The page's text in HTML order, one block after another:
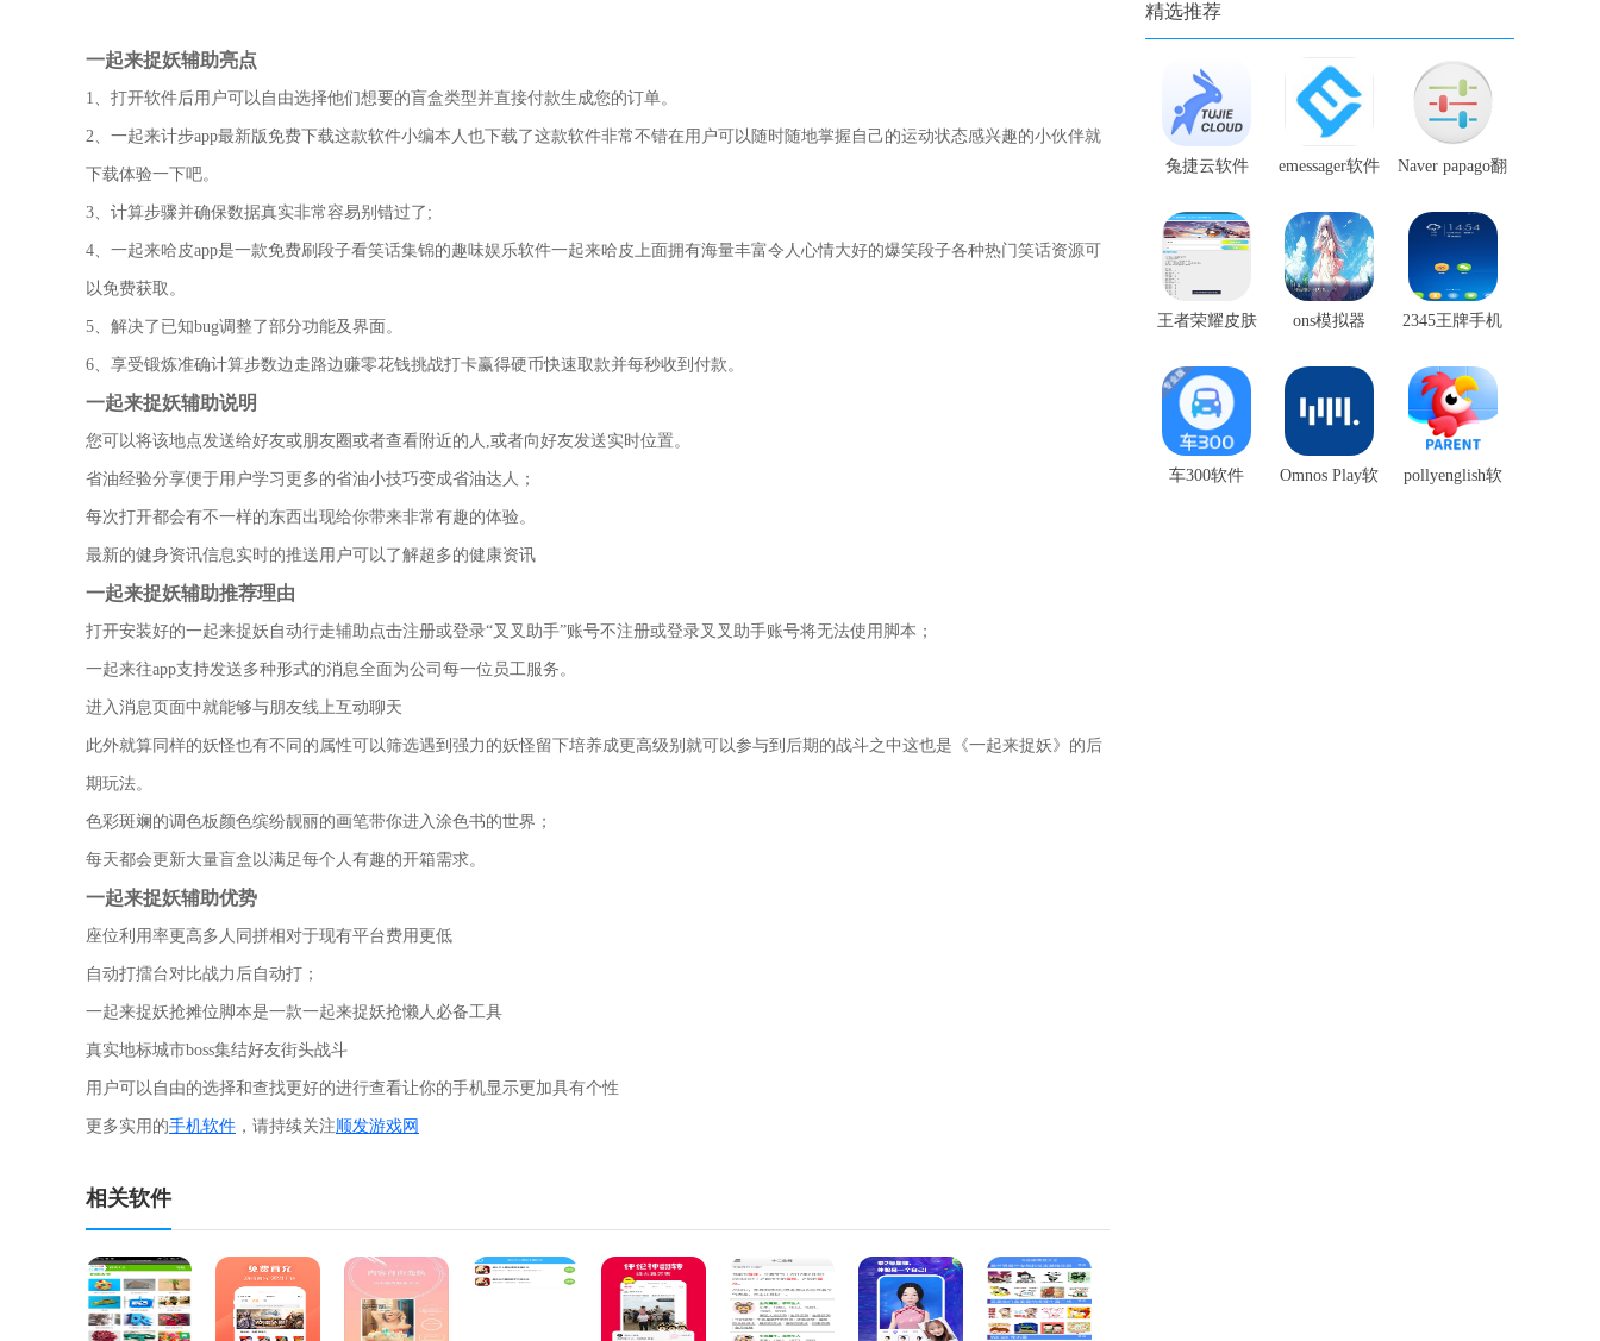
一起来捉妖辅助亮点
1、打开软件后用户可以自由选择他们想要的盲盒类型并直接付款生成您的订单。
2、一起来计步app最新版免费下载这款软件小编本人也下载了这款软件非常不错在用户可以随时随地掌握自己的运动状态感兴趣的小伙伴就
下载体验一下吧。
3、计算步骤并确保数据真实非常容易别错过了;
4、一起来哈皮app是一款免费刷段子看笑话集锦的趣味娱乐软件一起来哈皮上面拥有海量丰富令人心情大好的爆笑段子各种热门笑话资源可
以免费获取。
5、解决了已知bug调整了部分功能及界面。
6、享受锻炼准确计算步数边走路边赚零花钱挑战打卡赢得硬币快速取款并每秒收到付款。
一起来捉妖辅助说明
您可以将该地点发送给好友或朋友圈或者查看附近的人,或者向好友发送实时位置。
省油经验分享便于用户学习更多的省油小技巧变成省油达人；
每次打开都会有不一样的东西出现给你带来非常有趣的体验。
最新的健身资讯信息实时的推送用户可以了解超多的健康资讯
一起来捉妖辅助推荐理由
打开安装好的一起来捉妖自动行走辅助点击注册或登录“叉叉助手”账号不注册或登录叉叉助手账号将无法使用脚本；
一起来往app支持发送多种形式的消息全面为公司每一位员工服务。
进入消息页面中就能够与朋友线上互动聊天
此外就算同样的妖怪也有不同的属性可以筛选遇到强力的妖怪留下培养成更高级别就可以参与到后期的战斗之中这也是《一起来捉妖》的后
期玩法。
色彩斑斓的调色板颜色缤纷靓丽的画笔带你进入涂色书的世界；
每天都会更新大量盲盒以满足每个人有趣的开箱需求。
一起来捉妖辅助优势
座位利用率更高多人同拼相对于现有平台费用更低
自动打擂台对比战力后自动打；
一起来捉妖抢摊位脚本是一款一起来捉妖抢懒人必备工具
真实地标城市boss集结好友街头战斗
用户可以自由的选择和查找更好的进行查看让你的手机显示更加具有个性
更多实用的手机软件 ，请持续关注顺发游戏网
相关软件
精选推荐
兔捷云软件 emessager软件
Naver papago翻
王者荣耀皮肤
ons模拟器
2345王牌手机
车300软件
Omnos Play软
pollyenglish软